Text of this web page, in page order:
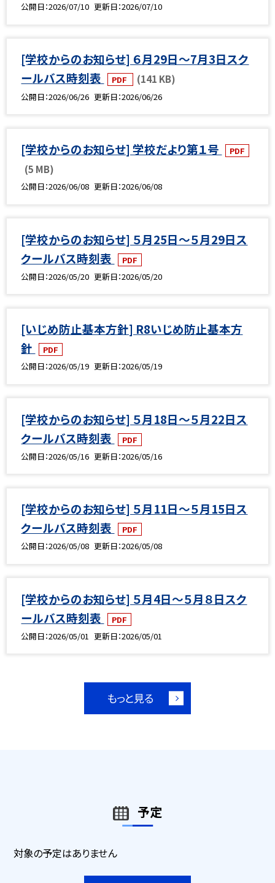
公開日 2026/07/10 更新日 2026/07/10
[学校からのお知らせ] ６月29日～7月3日スク
ールバス時刻表
PDF (141 KB)
公開日 2026/06/26 更新日 2026/06/26
[学校からのお知らせ] 学校だより第１号 PDF
(5 MB)
公開日 2026/06/08 更新日 2026/06/08
[学校からのお知らせ] ５月25日～５月29日ス
クールバス時刻表
PDF
公開日 2026/05/20 更新日 2026/05/20
[いじめ防止基本方針] R8いじめ防止基本方
針
PDF
公開日 2026/05/19 更新日 2026/05/19
[学校からのお知らせ] ５月18日～５月22日ス
クールバス時刻表
PDF
公開日 2026/05/16 更新日 2026/05/16
[学校からのお知らせ] ５月11日～５月15日ス
クールバス時刻表
PDF
公開日 2026/05/08 更新日 2026/05/08
[学校からのお知らせ] ５月4日～５月８日スク
ールバス時刻表
PDF
公開日 2026/05/01 更新日 2026/05/01
もっと見る
予定
対象の予定はありません